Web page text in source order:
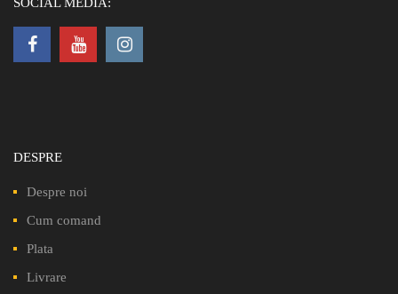
DESPRE
Despre noi
Cum comand
Plata
Livrare